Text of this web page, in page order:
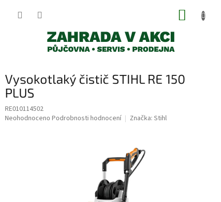
Vysokotlaký čistič STIHL RE 150
PLUS
RE010114502
Průměrné
Neohodnoceno Podrobnosti hodnocení Značka: Stihl